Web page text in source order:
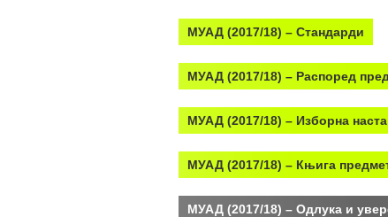
МУАД (2017/18) – Стандарди
МУАД (2017/18) – Распоред
МУАД (2017/18) – Изборна
МУАД (2017/18) – Књига
МУАД (2017/18) – Одлука и